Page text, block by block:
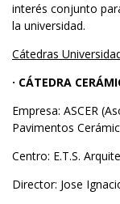
interés conjunto
la universidad.
Cátedras
· CÁTEDRA
Empresa: ASCER
Pavimentos
Centro: E.T.S.
Director: Jose